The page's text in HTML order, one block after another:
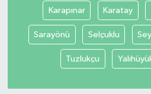
Karapınar Karatay
Sarayönü Selçuklu
Tuzlukçu